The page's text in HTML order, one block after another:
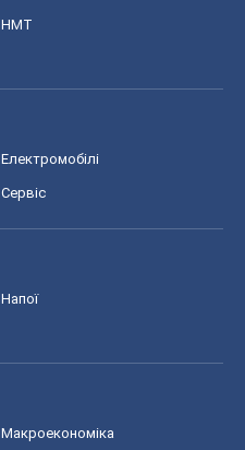
НМТ
Електромобілі
Сервіс
Напої
Макроекономіка